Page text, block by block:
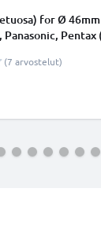
for Ø
Pentax
Kansi
(7 arvostelut)